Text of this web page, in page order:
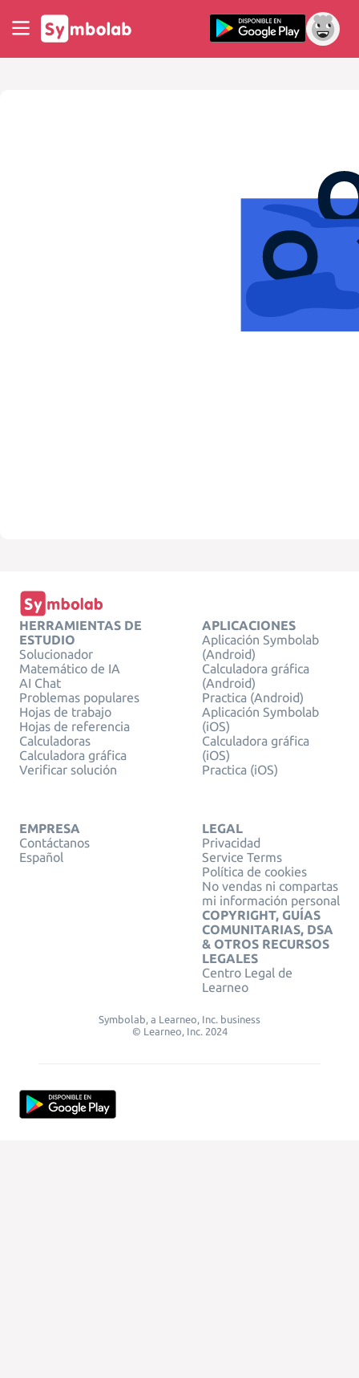
HERRAMIENTAS DE
ESTUDIO
Solucionador
Matemático de IA
AI Chat
Problemas populares
Hojas de trabajo
Hojas de referencia
Calculadoras
Calculadora gráfica
Verificar solución
APLICACIONES
Aplicación Symbolab
(Android)
Calculadora gráfica
(Android)
Practica (Android)
Aplicación Symbolab
(iOS)
Calculadora gráfica
(iOS)
Practica (iOS)
EMPRESA
Contáctanos
Español
LEGAL
Privacidad
Service Terms
Política de cookies
No vendas ni compartas
mi información personal
COPYRIGHT, GUÍAS
COMUNITARIAS, DSA
& OTROS RECURSOS
LEGALES
Centro Legal de
Learneo
Symbolab, a Learneo, Inc. business
© Learneo, Inc. 2024